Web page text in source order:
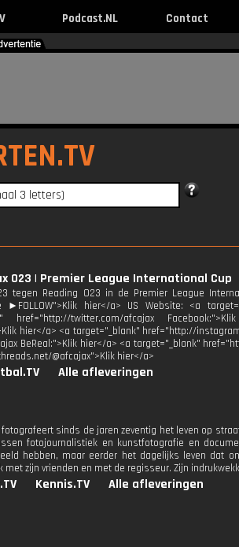
Podcast.NL Contact
O23 | Premier League International Cup
tegen Reading O23 in de Premier League
hier</a> US Website: <a
twitter.com/afcajax
hier</a> <a target="_blank" href="http://
BeReal:">Klik hier</a> <a target="_blank"
@afcajax">Klik hier</a>
Alle afleveringen
sinds de jaren zeventig het leven op
fotojournalistiek en kunstfotografie en
hebben, maar eerder het dagelijks leven dat
zijn vrienden en met de regisseur. Zijn
Kennis.TV Alle afleveringen